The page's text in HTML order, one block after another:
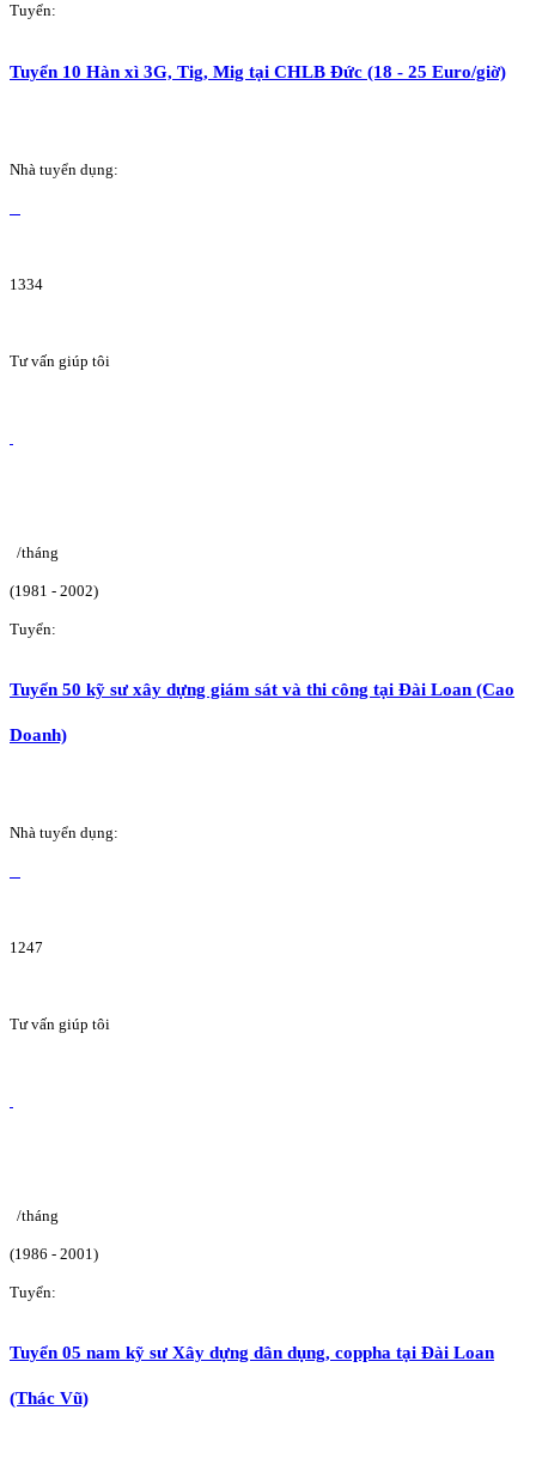
Tuyển:
Tuyển 10 Hàn xì 3G, Tig, Mig tại CHLB Đức (18 - 25 Euro/giờ)
Nhà tuyển dụng:
1334
Tư vấn giúp tôi
/tháng
(1981 - 2002)
Tuyển:
Tuyển 50 kỹ sư xây dựng giám sát và thi công tại Đài Loan (Cao
Doanh)
Nhà tuyển dụng:
1247
Tư vấn giúp tôi
/tháng
(1986 - 2001)
Tuyển:
Tuyển 05 nam kỹ sư Xây dựng dân dụng, coppha tại Đài Loan
(Thác Vũ)